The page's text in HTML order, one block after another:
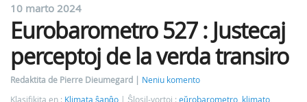
10 marto 2024
Eurobarometro 527 : Justecaj
perceptoj de la verda transiro
Redaktita de Pierre Dieumegard
Neniu komento
Klasifikita en : Klimata ŝanĝo Ŝlosil-vortoj : eŭrobarometro klimato